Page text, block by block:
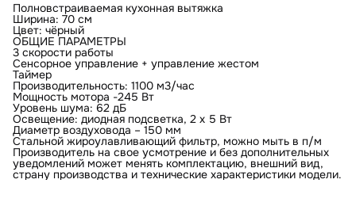
Полновстраиваемая кухонная вытяжка
Ширина: 70 см
Цвет: чёрный
ОБЩИЕ ПАРАМЕТРЫ
3 скорости работы
Сенсорное управление + управление жестом
Таймер
Производительность: 1100 м3/час
Мощность мотора -245 Вт
Уровень шума: 62 дБ
Освещение: диодная подсветка, 2 х 5 Вт
Диаметр воздуховода – 150 мм
Стальной жироулавливающий фильтр, можно мыть в п/м
Производитель на свое усмотрение и без дополнительных
уведомлений может менять комплектацию, внешний вид,
страну производства и технические характеристики модели.